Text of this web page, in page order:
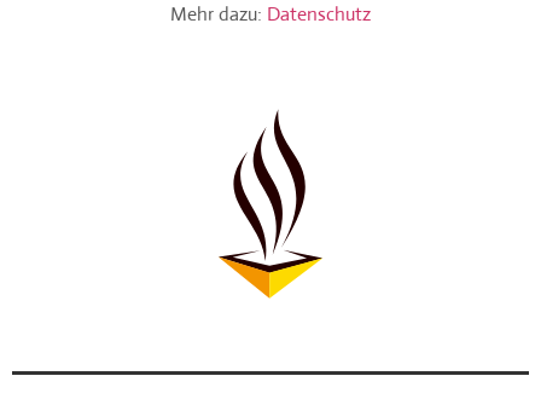
Mehr dazu: Datenschutz